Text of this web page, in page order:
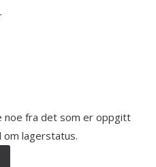
noe fra det som er oppgitt
om lagerstatus.